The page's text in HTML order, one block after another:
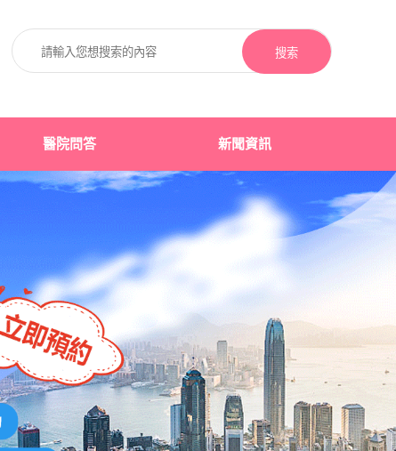
搜索
醫院問答 新聞資訊